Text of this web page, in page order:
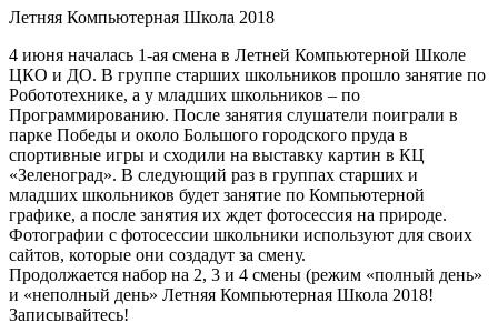
Летняя Компьютерная Школа 2018
4 июня началась 1-ая смена в Летней Компьютерной Школе
ЦКО и ДО. В группе старших школьников прошло занятие по
Робототехнике, а у младших школьников – по
Программированию. После занятия слушатели поиграли в
парке Победы и около Большого городского пруда в
спортивные игры и сходили на выставку картин в КЦ
«Зеленоград». В следующий раз в группах старших и
младших школьников будет занятие по Компьютерной
графике, а после занятия их ждет фотосессия на природе.
Фотографии с фотосессии школьники используют для своих
сайтов, которые они создадут за смену.
Продолжается набор на 2, 3 и 4 смены (режим «полный день»
и «неполный день» Летняя Компьютерная Школа 2018!
Записывайтесь!